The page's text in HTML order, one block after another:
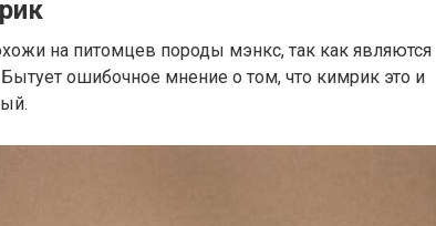
на питомцев породы мэнкс, так как являются
ошибочное мнение о том, что кимрик это и